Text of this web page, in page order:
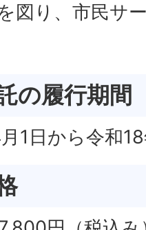
図り、市民サ
の履行期間
1日から令和